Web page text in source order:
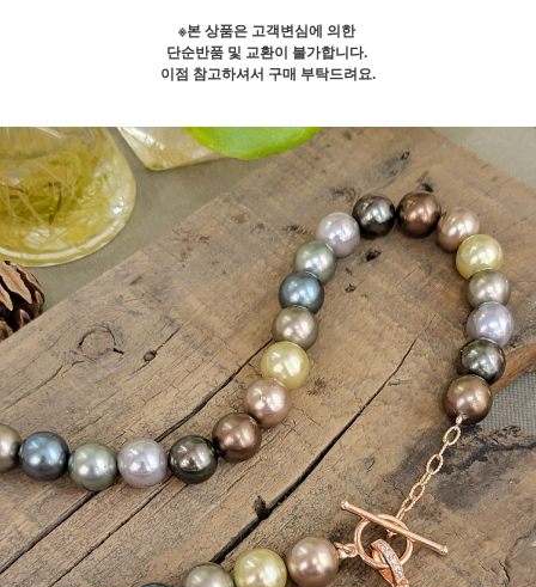
※본 상품은 고객변심에 의한
단순반품 및 교환이 불가합니다.
이점 참고하셔서 구매 부탁드려요.